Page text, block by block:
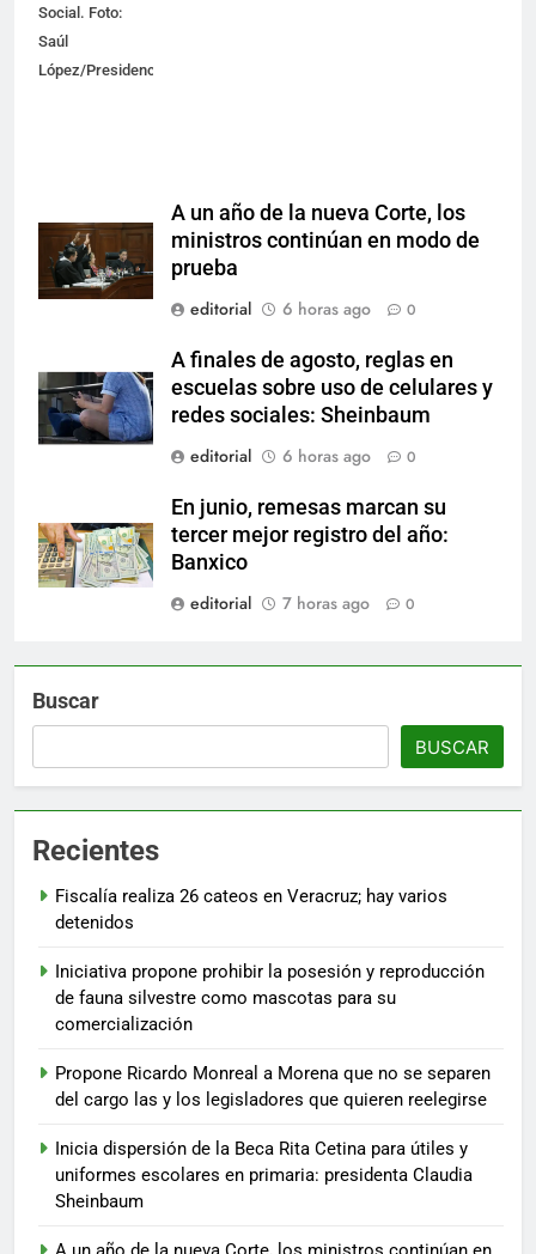
Social. Foto:
Saúl
López/Presidencia
A un año de la nueva Corte, los
ministros continúan en modo de
prueba
editorial
6 horas ago 0
A finales de agosto, reglas en
escuelas sobre uso de celulares y
redes sociales: Sheinbaum
editorial
6 horas ago 0
En junio, remesas marcan su
tercer mejor registro del año:
Banxico
editorial
7 horas ago 0
Buscar
BUSCAR
Recientes
Fiscalía realiza 26 cateos en Veracruz; hay varios
detenidos
Iniciativa propone prohibir la posesión y reproducción
de fauna silvestre como mascotas para su
comercialización
Propone Ricardo Monreal a Morena que no se separen
del cargo las y los legisladores que quieren reelegirse
Inicia dispersión de la Beca Rita Cetina para útiles y
uniformes escolares en primaria: presidenta Claudia
Sheinbaum